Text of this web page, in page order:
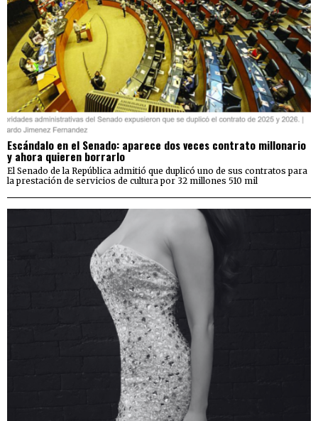
Escándalo en el Senado: aparece dos veces contrato millonario
y ahora quieren borrarlo
El Senado de la República admitió que duplicó uno de sus contratos para
la prestación de servicios de cultura por 32 millones 510 mil